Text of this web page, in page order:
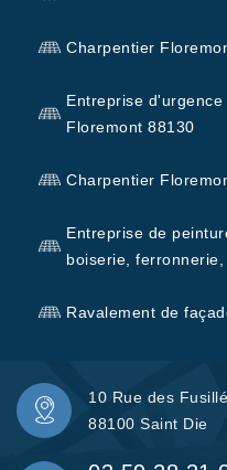
Charpentier
Entreprise
Floremont 88130
Charpentier
Entreprise de
boiserie,
Ravalement de
10 Rue des
88100 Saint Die